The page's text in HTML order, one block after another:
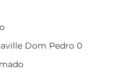
Dom Pedro 0